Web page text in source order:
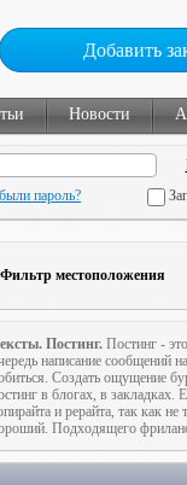
Добавить
Новости
пароль?
Фильтр местоположения
Постинг. Постинг -
написание сообщений
Создать ощущение
в блогах, в закладках.
и рерайта, так как
Подходящего